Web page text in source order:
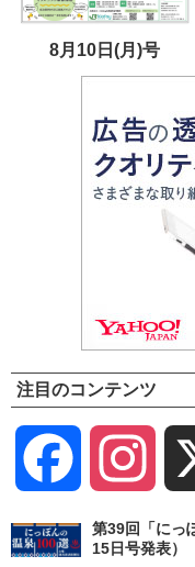
8月10日(月)号
注目のコンテンツ
Facebook
第39回「にっ
15日号発表）